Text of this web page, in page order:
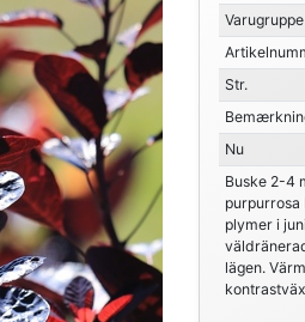
Varugruppe
Str.
Nu
Buske 2-4
plymer i
lägen.